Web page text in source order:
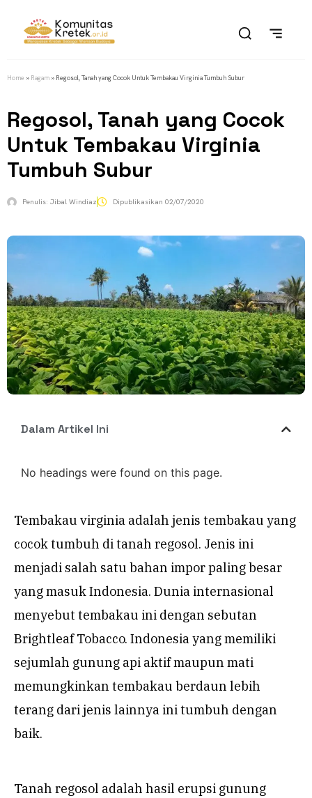
Home » Ragam » Regosol, Tanah yang Cocok Untuk Tembakau Virginia Tumbuh Subur
Regosol, Tanah yang Cocok
Untuk Tembakau Virginia
Tumbuh Subur
Penulis: Jibal Windiaz Dipublikasikan 02/07/2020
Dalam Artikel Ini
No headings were found on this page.
Tembakau virginia adalah jenis tembakau yang
cocok tumbuh di tanah regosol. Jenis ini
menjadi salah satu bahan impor paling besar
yang masuk Indonesia. Dunia internasional
menyebut tembakau ini dengan sebutan
Brightleaf Tobacco. Indonesia yang memiliki
sejumlah gunung api aktif maupun mati
memungkinkan tembakau berdaun lebih
terang dari jenis lainnya ini tumbuh dengan
baik.
Tanah regosol adalah hasil erupsi gunung